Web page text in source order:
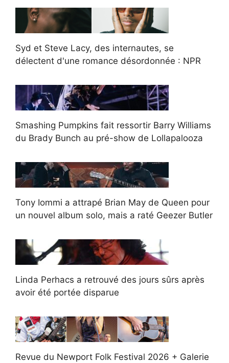
Syd et Steve Lacy, des internautes, se
délectent d'une romance désordonnée : NPR
Smashing Pumpkins fait ressortir Barry Williams
du Brady Bunch au pré-show de Lollapalooza
Tony Iommi a attrapé Brian May de Queen pour
un nouvel album solo, mais a raté Geezer Butler
Linda Perhacs a retrouvé des jours sûrs après
avoir été portée disparue
Revue du Newport Folk Festival 2026 + Galerie